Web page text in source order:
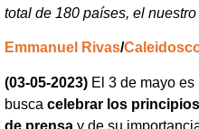
total de 180 países, el
Emmanuel Rivas/
(03-05-2023) El 3 de mayo
busca celebrar los
de prensa y de su